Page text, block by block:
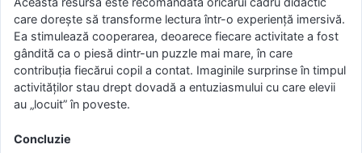
care dorește să transforme lectura într-o experiență imersivă.
Ea stimulează cooperarea, deoarece fiecare activitate a fost
gândită ca o piesă dintr-un puzzle mai mare, în care
contribuția fiecărui copil a contat. Imaginile surprinse în timpul
activităților stau drept dovadă a entuziasmului cu care elevii
au „locuit” în poveste.
Concluzie